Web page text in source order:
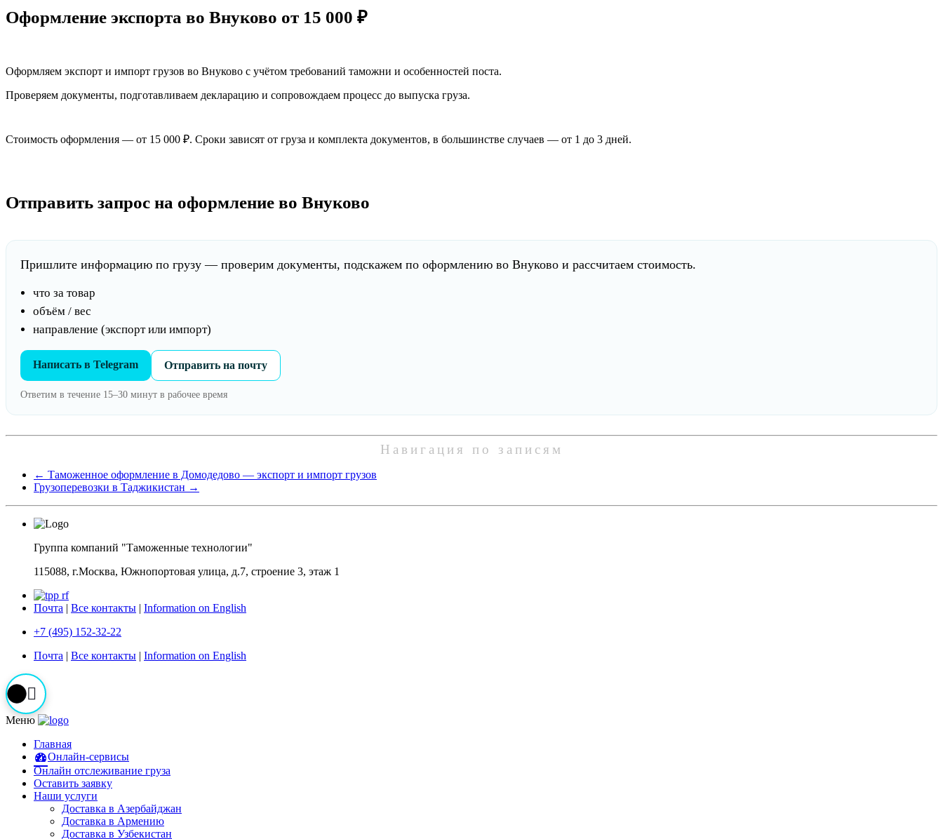
Оформление экспорта во Внуково от 15 000 ₽
Оформляем экспорт и импорт грузов во Внуково с учётом требований таможни и особенностей поста.
Проверяем документы, подготавливаем декларацию и сопровождаем процесс до выпуска груза.
Стоимость оформления — от 15 000 ₽. Сроки зависят от груза и комплекта документов, в большинстве случаев — от 1 до 3 дней.
Отправить запрос на оформление во Внуково
Пришлите информацию по грузу — проверим документы, подскажем по оформлению во Внуково и рассчитаем стоимость.
что за товар
объём / вес
направление (экспорт или импорт)
Написать в Telegram Отправить на почту
Ответим в течение 15–30 минут в рабочее время
Навигация по записям
← Таможенное оформление в Домодедово — экспорт и импорт грузов
Грузоперевозки в Таджикистан →
Группа компаний "Таможенные технологии"
115088, г.Москва, Южнопортовая улица, д.7, строение 3, этаж 1
Почта | Все контакты | Information on English
+7 (495) 152-32-22
Почта | Все контакты | Information on English
Меню
Главная
Онлайн-сервисы
Онлайн отслеживание груза
Оставить заявку
Наши услуги
Доставка в Азербайджан
Доставка в Армению
Доставка в Узбекистан